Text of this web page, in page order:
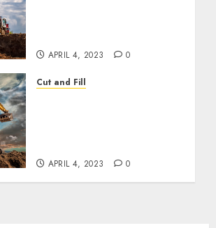
APRIL 4, 2023 0
Cut and Fill
APRIL 4, 2023 0